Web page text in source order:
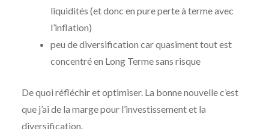
liquidités (et donc en pure perte à terme avec
l’inflation)
peu de diversification car quasiment tout est
concentré en Long Terme sans risque
De quoi réfléchir et optimiser. La bonne nouvelle c’est
que j’ai de la marge pour l’investissement et la
diversification.